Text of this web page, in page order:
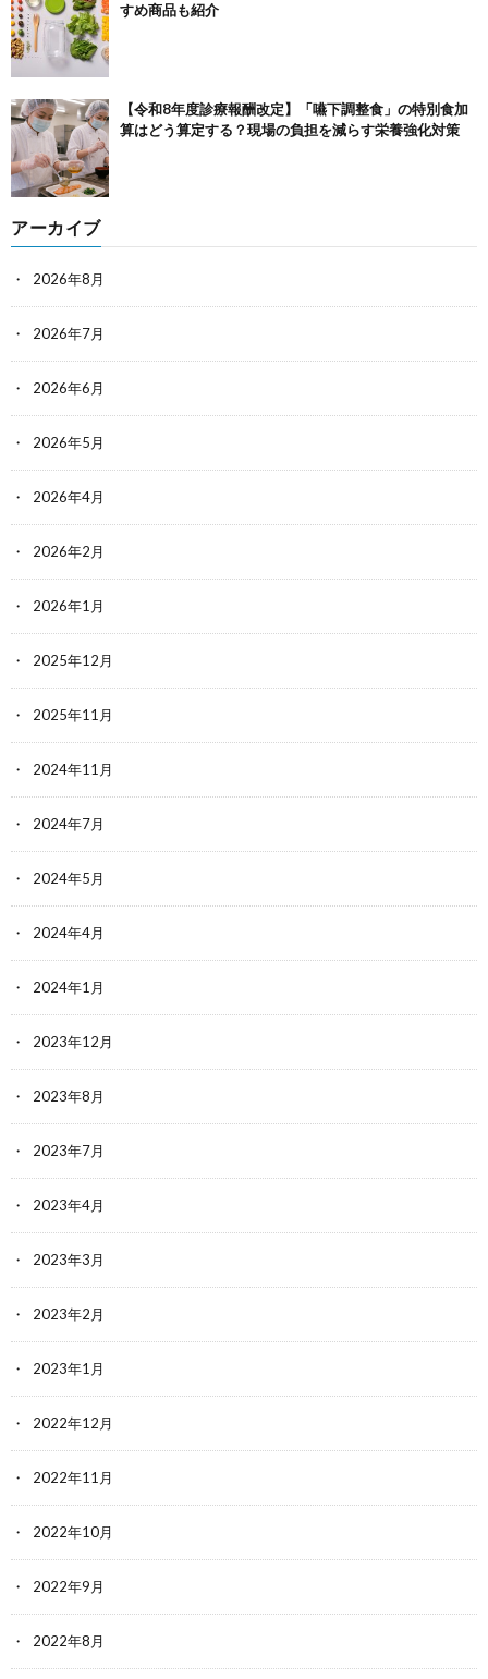
すめ商品も紹介
【令和8年度診療報酬改定】「嚥下調整食」の特別食加
算はどう算定する？現場の負担を減らす栄養強化対策
アーカイブ
2026年8月
2026年7月
2026年6月
2026年5月
2026年4月
2026年2月
2026年1月
2025年12月
2025年11月
2024年11月
2024年7月
2024年5月
2024年4月
2024年1月
2023年12月
2023年8月
2023年7月
2023年4月
2023年3月
2023年2月
2023年1月
2022年12月
2022年11月
2022年10月
2022年9月
2022年8月